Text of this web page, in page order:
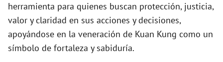
herramienta para quienes buscan protección, justicia,
valor y claridad en sus acciones y decisiones,
apoyándose en la veneración de Kuan Kung como un
símbolo de fortaleza y sabiduría.